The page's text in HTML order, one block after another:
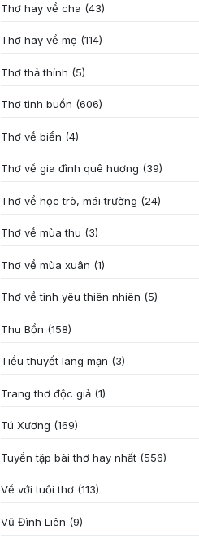
Thơ hay về cha (43)
Thơ hay về mẹ (114)
Thơ thả thính (5)
Thơ tình buồn (606)
Thơ về biển (4)
Thơ về gia đình quê hương (39)
Thơ về học trò, mái trường (24)
Thơ về mùa thu (3)
Thơ về mùa xuân (1)
Thơ về tình yêu thiên nhiên (5)
Thu Bồn (158)
Tiểu thuyết lãng mạn (3)
Trang thơ độc giả (1)
Tú Xương (169)
Tuyển tập bài thơ hay nhất (556)
Về với tuổi thơ (113)
Vũ Đình Liên (9)